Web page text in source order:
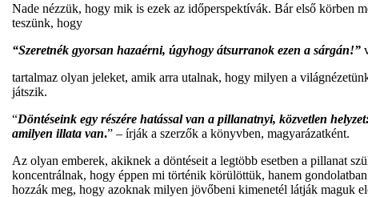
Nade nézzük, hogy mik is ezek az időperspektívák. Bár első körben
teszünk, hogy
“Szeretnék gyorsan hazaérni, úgyhogy átsurranok ezen a sárgán!”
tartalmaz olyan jeleket, amik arra utalnak, hogy milyen a
játszik.
“Döntéseink egy részére hatással van a pillanatnyi, közvetlen
amilyen illata van.” – írják a szerzők a könyvben, magyarázatként.
Az olyan emberek, akiknek a döntéseit a legtöbb esetben a pillanat
koncentrálnak, hogy éppen mi történik körülöttük, hanem
hozzák meg, hogy azoknak milyen jövőbeni kimenetél látják maguk